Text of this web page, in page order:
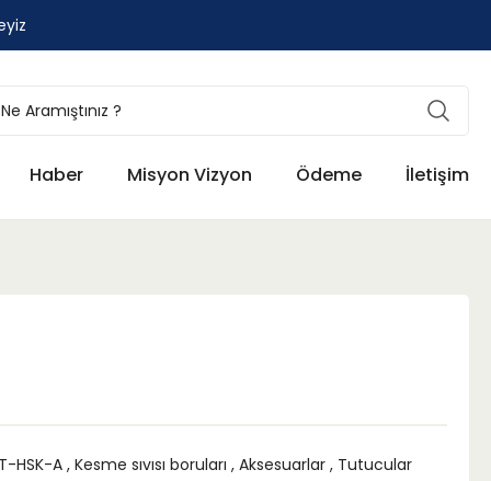
Haber Misyon Vizyon Ödeme İletişim
HSK-A , Kesme sıvısı boruları , Aksesuarlar , Tutucular